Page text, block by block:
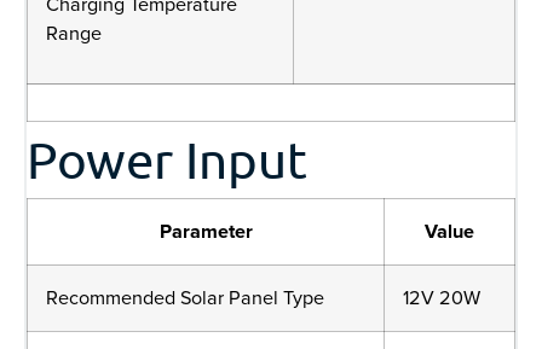
Range
Power Input
Parameter Value
Recommended Solar Panel Type 12V 20W